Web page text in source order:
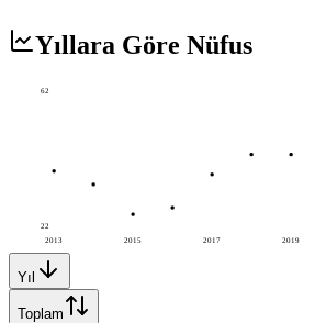
Yıllara Göre Nüfus
2013 2015 2017 2019
62
22
Yıl
Toplam